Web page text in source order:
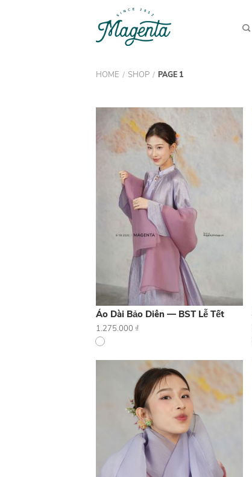
HOME / SHOP / PAGE 1
Áo Dài Bảo Diên — BST Lễ Tết
1.275.000 ₫